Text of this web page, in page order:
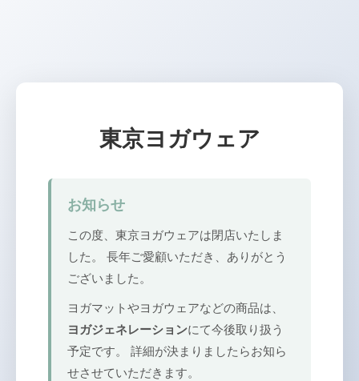
東京ヨガウェア
お知らせ
この度、東京ヨガウェアは閉店いたしま
した。 長年ご愛顧いただき、ありがとう
ございました。
ヨガマットやヨガウェアなどの商品は、
ヨガジェネレーションにて今後取り扱う
予定です。 詳細が決まりましたらお知ら
せさせていただきます。